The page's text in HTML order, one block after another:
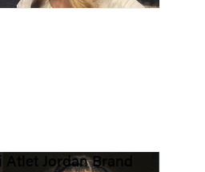
Jordan Brand